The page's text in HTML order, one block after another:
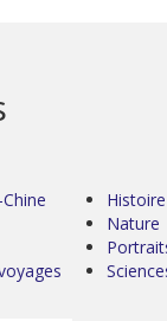
Histoire
Nature